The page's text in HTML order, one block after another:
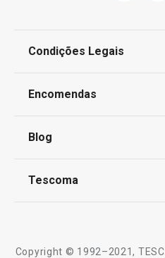
Todos os produtos da
Condições Legais
Livro de Reclamações
Encomendas
Perguntas Frequentes
Blog
Tescoma
Copyright © 1992–2021,